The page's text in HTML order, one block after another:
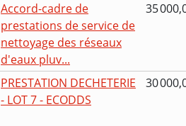
Accord-cadre de
prestations de service de
nettoyage des réseaux
d'eaux pluv...
35
PRESTATION DECHETERIE
- LOT 7 - ECODDS
30